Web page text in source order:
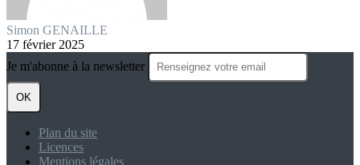
Simon GENAILLE
17 février 2025
Je m'abonne à la newsletter
OK
Plan du site
Licences
Mentions légales